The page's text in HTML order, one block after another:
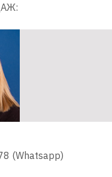
(Whatsapp)